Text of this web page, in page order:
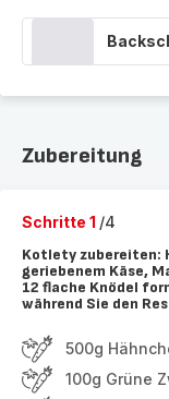
Zubereitung
Schritte 1 /4
Kotlety zubereiten:
geriebenem Käse,
12 flache Knödel
während Sie den
500g
100g Grüne